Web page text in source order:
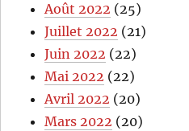
Août 2022 (25)
Juillet 2022 (21)
Juin 2022 (22)
Mai 2022 (22)
Avril 2022 (20)
Mars 2022 (20)